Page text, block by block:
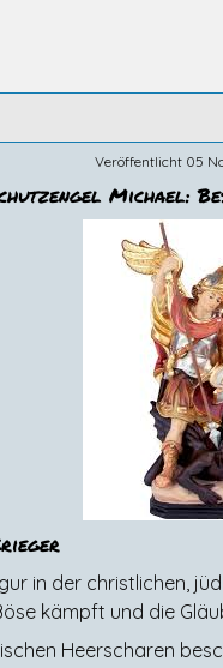
Veröffentlicht 05
Michael:
in der christlichen,
kämpft und die
Heerscharen